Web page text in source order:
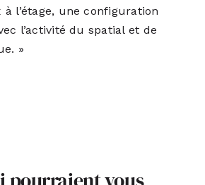
l’étage, une configuration
l’activité du spatial et de
»